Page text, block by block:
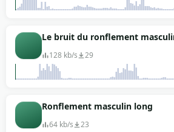
Le bruit du ronflement
128 kb/s 29
Ronflement masculin long
64 kb/s 23